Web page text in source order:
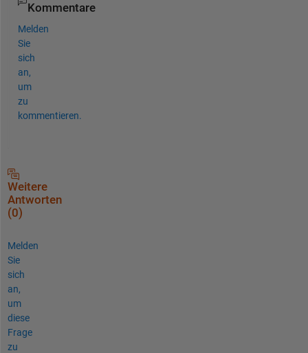
Kommentare
Melden
Sie
sich
an,
um
zu
kommentieren.
Weitere
Antworten
(0)
Melden
Sie
sich
an,
um
diese
Frage
zu